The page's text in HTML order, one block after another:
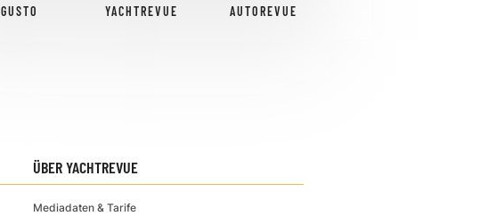
GUSTO YACHTREVUE AUTOREVUE
ÜBER YACHTREVUE
Mediadaten & Tarife